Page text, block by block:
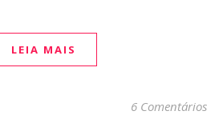
LEIA MAIS
6 Comentários